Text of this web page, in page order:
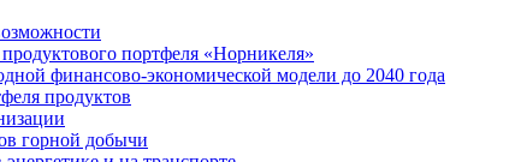
портфеля «Норникеля»
финансово-экономической модели до 2040 года
продуктов
горной добычи